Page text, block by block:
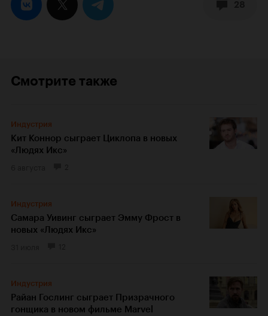
Смотрите также
Индустрия
Кит Коннор сыграет Циклопа в новых
«Людях Икс»
Индустрия
Самара Уивинг сыграет Эмму Фрост в
новых «Людях Икс»
Индустрия
Райан Гослинг сыграет Призрачного
гонщика в новом фильме Marvel